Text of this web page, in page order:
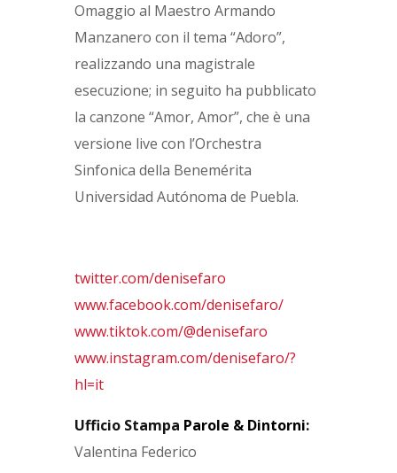
Omaggio al Maestro Armando
Manzanero con il tema “Adoro”,
realizzando una magistrale
esecuzione; in seguito ha pubblicato
la canzone “Amor, Amor”, che è una
versione live con l’Orchestra
Sinfonica della Benemérita
Universidad Autónoma de Puebla.
twitter.com/denisefaro
www.facebook.com/denisefaro/
www.tiktok.com/@denisefaro
www.instagram.com/denisefaro/?
hl=it
Ufficio Stampa Parole & Dintorni:
Valentina Federico